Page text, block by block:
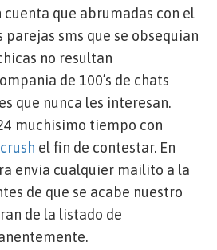
cuenta que abrumadas con el
sms que se obsequian
no resultan
de 100’s de chats
que nunca les interesan.
muchisimo tiempo con
el fin de contestar. En
envia cualquier mailito a la
de que se acabe nuestro
de la listado de